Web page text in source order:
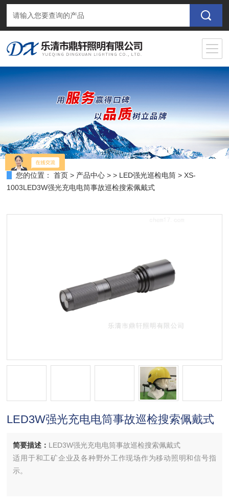
您的位置： 首页 > 产品中心 > > LED强光巡检电筒 > XS-
1003LED3W强光充电电筒事故巡检搜索佩戴式
LED3W强光充电电筒事故巡检搜索佩戴式
简要描述： LED3W强光充电电筒事故巡检搜索佩戴式
适用于和工矿企业及各种野外工作现场作为移动照明和信号指
示。